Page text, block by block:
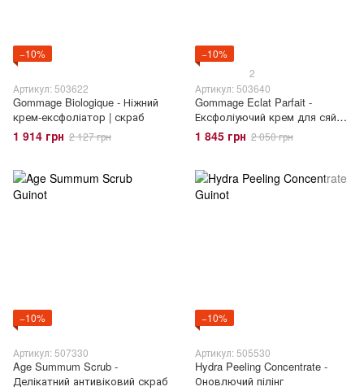
−10%
Артикул: 503622
Gommage Biologique - Ніжний
крем-ексфоліатор | скраб
1 914 грн 2 127 грн
−10%
2
Артикул: 503640
Gommage Eclat Parfait -
Ексфоліуючий крем для сяйва
шкіри
1 845 грн 2 050 грн
−10%
Артикул: 507330
Age Summum Scrub -
Делікатний антивіковий скраб
−10%
Артикул: 505530
Hydra Peeling Concentrate -
Оновлючий пілінг